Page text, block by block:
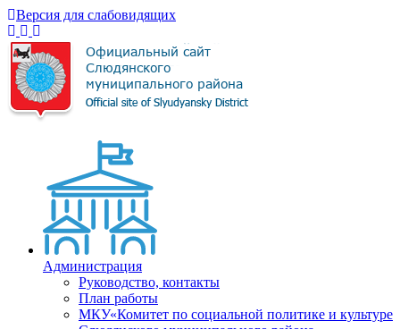
Версия для слабовидящих
Администрация
Руководство, контакты
План работы
МКУ«Комитет по социальной политике и культуре